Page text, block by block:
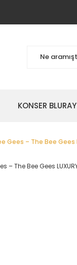
KONSER BLURAY
Gees – The Bee Gees